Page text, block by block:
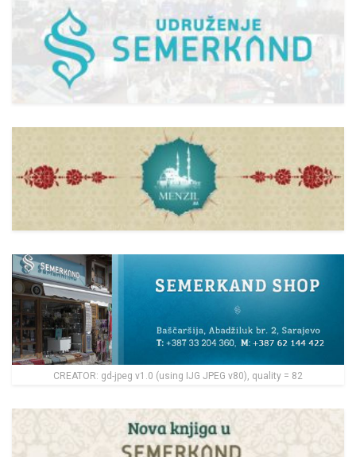
CREATOR: gd-jpeg v1.0 (using IJG JPEG v80), quality = 82